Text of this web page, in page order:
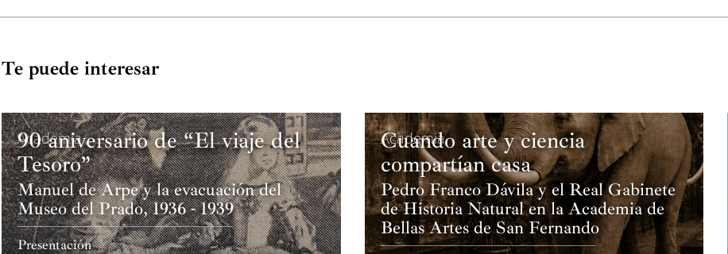
Te puede interesar
Academia
90 aniversario de “El viaje del
Tesoro”
Manuel de Arpe y la evacuación del
Museo del Prado, 1936 - 1939
Presentación
Academia
Cuando arte y ciencia
compartían casa
Pedro Franco Dávila y el Real Gabinete
de Historia Natural en la Academia de
Bellas Artes de San Fernando